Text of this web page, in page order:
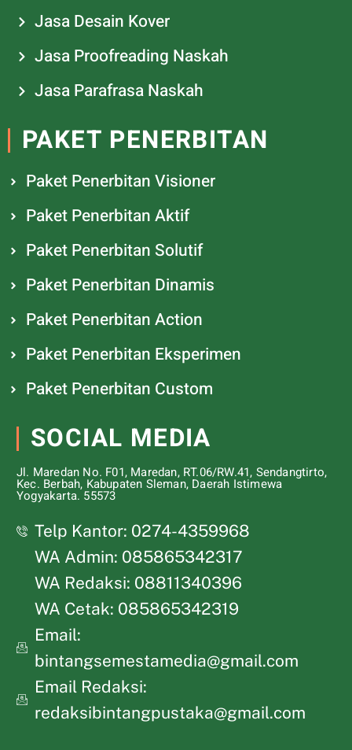
Jasa Desain Kover
Jasa Proofreading Naskah
Jasa Parafrasa Naskah
PAKET PENERBITAN
Paket Penerbitan Visioner
Paket Penerbitan Aktif
Paket Penerbitan Solutif
Paket Penerbitan Dinamis
Paket Penerbitan Action
Paket Penerbitan Eksperimen
Paket Penerbitan Custom
SOCIAL MEDIA
Jl. Maredan No. F01, Maredan, RT.06/RW.41, Sendangtirto,
Kec. Berbah, Kabupaten Sleman, Daerah Istimewa
Yogyakarta. 55573
Telp Kantor: 0274-4359968
WA Admin: 085865342317
WA Redaksi: 08811340396
WA Cetak: 085865342319
Email:
bintangsemestamedia@gmail.com
Email Redaksi:
redaksibintangpustaka@gmail.com